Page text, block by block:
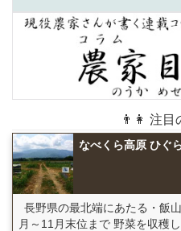
👨👩 注目
なべくら高原 ひぐ
長野県の最北端にあたる・飯
月～11月末位まで 野菜を収穫し